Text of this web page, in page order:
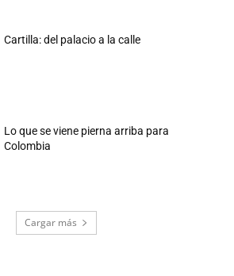
Cartilla: del palacio a la calle
Lo que se viene pierna arriba para
Colombia
Cargar más